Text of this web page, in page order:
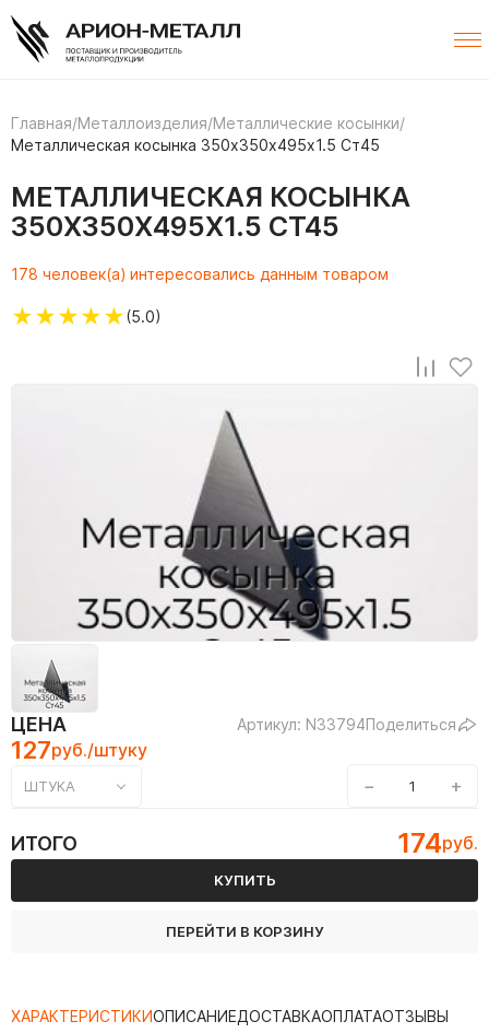
Главная/Металлоизделия/Металлические косынки/
Металлическая косынка 350х350х495х1.5 Ст45
МЕТАЛЛИЧЕСКАЯ КОСЫНКА
350Х350Х495Х1.5 СТ45
178 человек(а) интересовались данным товаром
★★★★★(5.0)
ЦЕНА Артикул: N33794Поделиться
127руб./штуку
ШТУКА − +
ИТОГО 174руб.
КУПИТЬ
ПЕРЕЙТИ В КОРЗИНУ
ХАРАКТЕРИСТИКИОПИСАНИЕДОСТАВКАОПЛАТАОТЗЫВЫ